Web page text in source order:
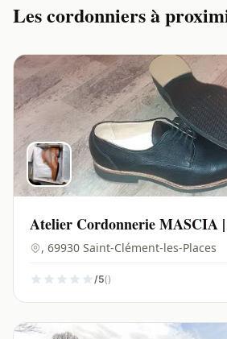
Les cordonniers à
Atelier Cordonnerie MASCIA
les-Places - 69930
, 69930 Saint-Clément-les-Places
/5()